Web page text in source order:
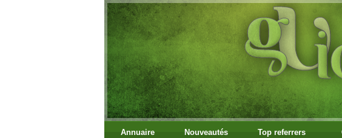
Annuaire Nouveautés Top referrers